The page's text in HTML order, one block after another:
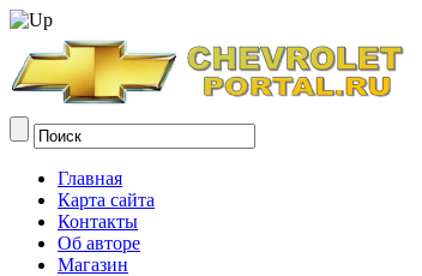
Главная
Карта сайта
Контакты
Об авторе
Магазин